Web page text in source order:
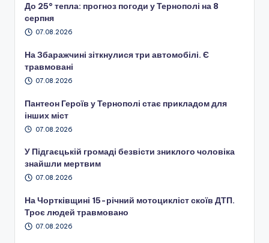
До 25° тепла: прогноз погоди у Тернополі на 8
серпня
07.08.2026
На Збаражчині зіткнулися три автомобілі. Є
травмовані
07.08.2026
Пантеон Героїв у Тернополі стає прикладом для
інших міст
07.08.2026
У Підгаєцькій громаді безвісти зниклого чоловіка
знайшли мертвим
07.08.2026
На Чортківщині 15-річний мотоцикліст скоїв ДТП.
Троє людей травмовано
07.08.2026